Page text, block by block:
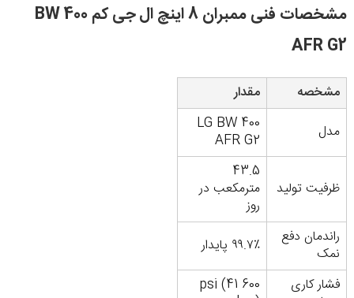
مشخصات فنی ممبران 8 اینچ ال جی کم BW 400
AFR G2
مشخصه
مقدار
مدل
LG BW 400
AFR G2
ظرفیت تولید
43.5
مترمکعب در
روز
راندمان دفع
نمک
۹۹.۷٪ پایدار
فشار کاری
600 psi (41